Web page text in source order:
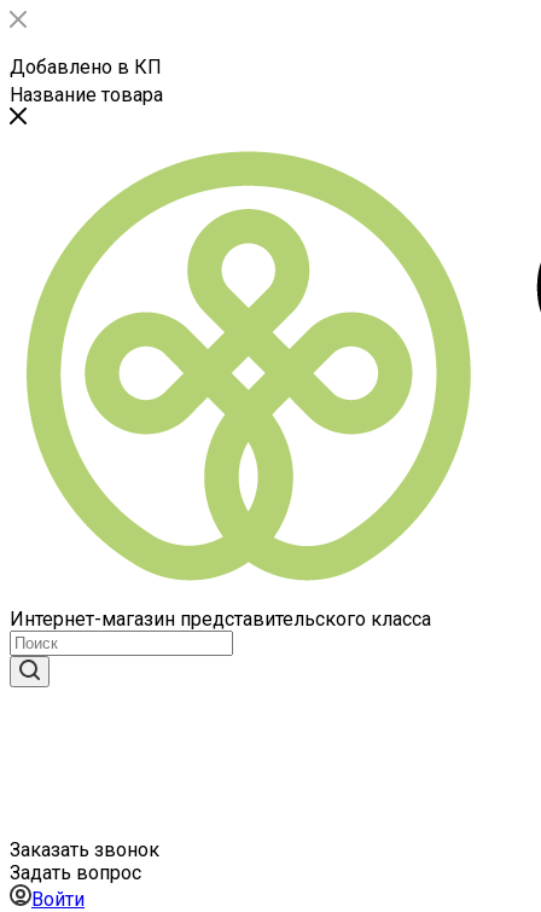
Добавлено в КП
Название товара
Интернет-магазин представительского класса
Заказать звонок
Задать вопрос
Войти